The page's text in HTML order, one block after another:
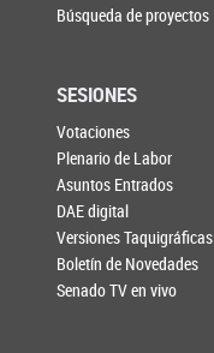
Búsqueda de proyectos
SESIONES
Votaciones
Plenario de Labor
Asuntos Entrados
DAE digital
Versiones Taquigráficas
Boletín de Novedades
Senado TV en vivo